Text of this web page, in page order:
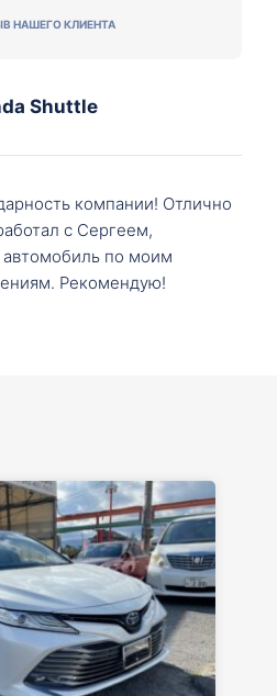
НАШЕГО КЛИЕНТА
Shuttle
компании! Отлично
с Сергеем,
по моим
Рекомендую!